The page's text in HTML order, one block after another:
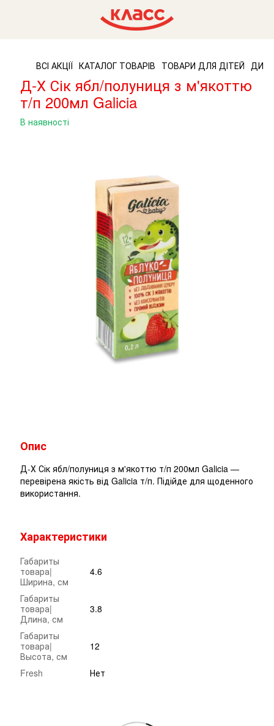
ВСІ АКЦІЇ КАТАЛОГ ТОВАРІВ ТОВАРИ ДЛЯ ДІТЕЙ
Д-Х Сік ябл/полуниця з м'якоттю
т/п 200мл Galicia
В наявності
Опис
Д-Х Сік ябл/полуниця з м'якоттю т/п 200мл Galicia —
перевірена якість від Galicia т/п. Підійде для щоденного
використання.
Характеристики
Габариты
товара|
Ширина, см
4.6
Габариты
товара|
Длина, см
3.8
Габариты
товара|
Высота, см
12
Fresh Нет